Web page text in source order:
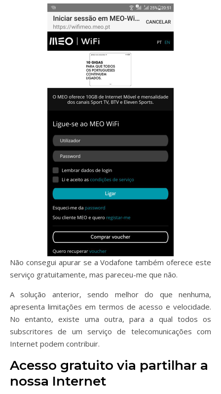
Não consegui apurar se a Vodafone também oferece este
serviço gratuitamente, mas pareceu-me que não.
A solução anterior, sendo melhor do que nenhuma,
apresenta limitações em termos de acesso e velocidade.
No entanto, existe uma outra, para a qual todos os
subscritores de um serviço de telecomunicações com
Internet podem contribuir.
Acesso gratuito via partilhar a
nossa Internet